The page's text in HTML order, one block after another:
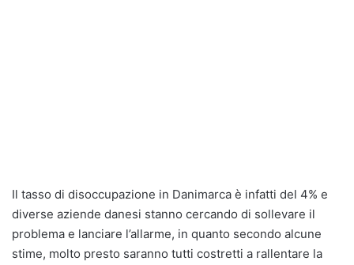
Il tasso di disoccupazione in Danimarca è infatti del 4% e
diverse aziende danesi stanno cercando di sollevare il
problema e lanciare l’allarme, in quanto secondo alcune
stime, molto presto saranno tutti costretti a rallentare la